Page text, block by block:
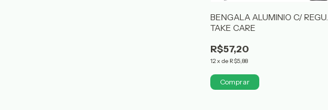
BENGALA ALUMINIO C/ REGU.
TAKE CARE
R$57,20
12xde R$5,88